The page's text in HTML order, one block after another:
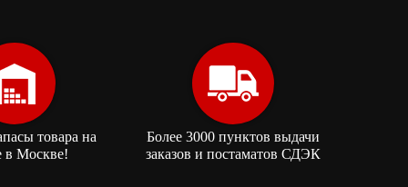
товара на
в Москве!
Более 3000 пунктов выдачи
заказов и постаматов СДЭК